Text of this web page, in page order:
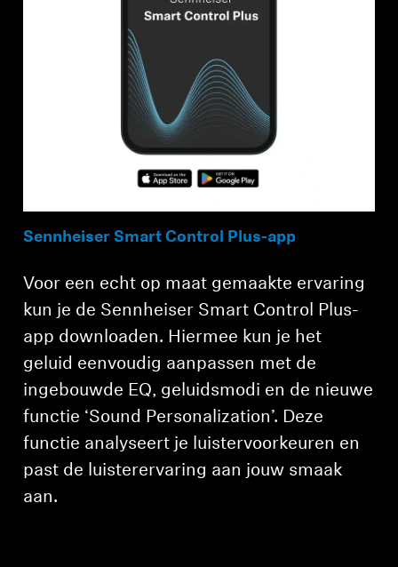
Sennheiser Smart Control Plus-app
Voor een echt op maat gemaakte ervaring
kun je de Sennheiser Smart Control Plus-
app downloaden. Hiermee kun je het
geluid eenvoudig aanpassen met de
ingebouwde EQ, geluidsmodi en de nieuwe
functie ‘Sound Personalization’. Deze
functie analyseert je luistervoorkeuren en
past de luisterervaring aan jouw smaak
aan.